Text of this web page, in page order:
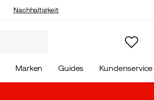
Nachhaltigkeit
Marken Guides Kundenservice